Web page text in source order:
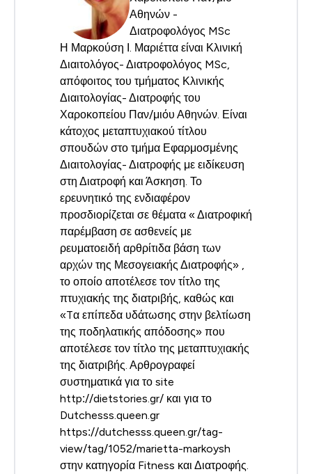
Αθηνών -
Διατροφολόγος MSc
Η Μαρκούση Ι. Μαριέττα είναι Κλινική
Διαιτολόγος- Διατροφολόγος MSc,
απόφοιτος του τμήματος Κλινικής
Διαιτολογίας- Διατροφής του
Χαροκοπείου Παν/μιόυ Αθηνών. Είναι
κάτοχος μεταπτυχιακού τίτλου
σπουδών στο τμήμα Εφαρμοσμένης
Διαιτολογίας- Διατροφής με ειδίκευση
στη Διατροφή και Άσκηση. Το
ερευνητικό της ενδιαφέρον
προσδιορίζεται σε θέματα « Διατροφική
παρέμβαση σε ασθενείς με
ρευματοειδή αρθρίτιδα βάση των
αρχών της Μεσογειακής Διατροφής» ,
το οποίο αποτέλεσε τον τίτλο της
πτυχιακής της διατριβής, καθώς και
«Tα επίπεδα υδάτωσης στην βελτίωση
της ποδηλατικής απόδοσης» που
αποτέλεσε τον τίτλο της μεταπτυχιακής
της διατριβής. Αρθρογραφεί
συστηματικά για το site
http://dietstories.gr/ και για το
Dutchesss.queen.gr
https://dutchesss.queen.gr/tag-
view/tag/1052/marietta-markoysh
στην κατηγορία Fitness και Διατροφής.